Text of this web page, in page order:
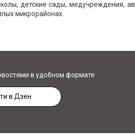
детские сады, медучреждения,
микрорайонах.
в удобном формате
в Дзен